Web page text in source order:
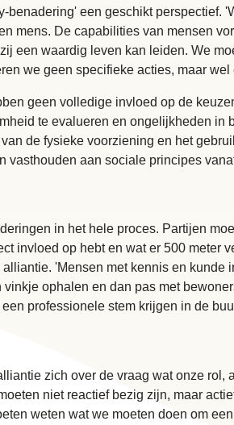
benadering' een geschikt
mens. De capabilities van mensen
een waardig leven kan leiden. We
we geen specifieke acties, maar
geen volledige invloed op de
te evalueren en ongelijkheden
de fysieke voorziening en het
aan sociale principes
in het hele proces. Partijen
invloed op hebt en wat er 500
'Mensen met kennis en
ophalen en dan pas met
professionele stem krijgen in de
zich over de vraag wat onze
niet reactief bezig zijn, maar
weten wat we moeten doen om